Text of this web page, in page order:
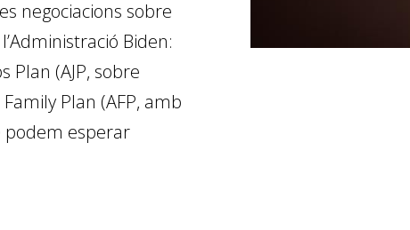
negociacions sobre
Biden:
Plan (AJP, sobre
Plan (AFP, amb
podem esperar